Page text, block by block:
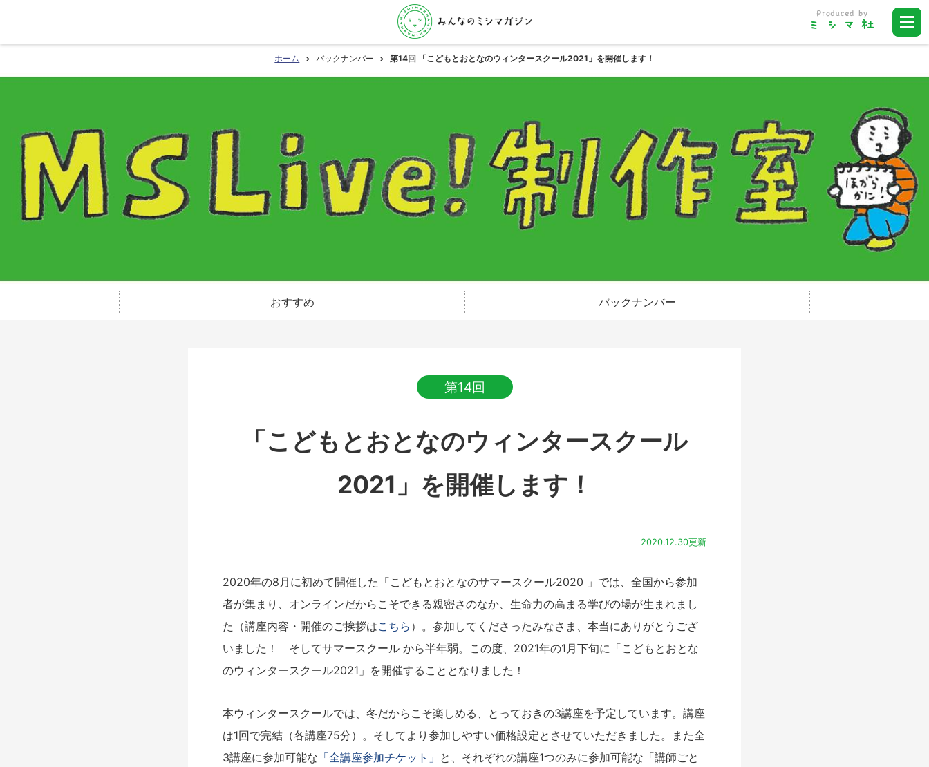
ホーム バックナンバー 第14回 「こどもとおとなのウィンタースクール2021」を開催します！
おすすめ バックナンバー
第14回
「こどもとおとなのウィンタースクール
2021」を開催します！
2020.12.30更新
2020年の8月に初めて開催した「こどもとおとなのサマースクール2020 」では、全国から参加
者が集まり、オンラインだからこそできる親密さのなか、生命力の高まる学びの場が生まれまし
た（講座内容・開催のご挨拶はこちら ）。参加してくださったみなさま、本当にありがとうござ
いました！ そしてサマースクール から半年弱。この度、2021年の1月下旬に「こどもとおとな
のウィンタースクール2021」を開催することとなりました！
本ウィンタースクールでは、冬だからこそ楽しめる、とっておきの3講座を予定しています。講座
は1回で完結（各講座75分）。そしてより参加しやすい価格設定とさせていただきました。また全
3講座に参加可能な 「全講座参加チケット」 と、それぞれの講座1つのみに参加可能な「講師ごと